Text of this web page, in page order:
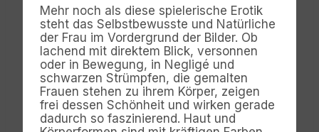
Mehr noch als diese spielerische Erotik
steht das Selbstbewusste und Natürliche
der Frau im Vordergrund der Bilder. Ob
lachend mit direktem Blick, versonnen
oder in Bewegung, in Negligé und
schwarzen Strümpfen, die gemalten
Frauen stehen zu ihrem Körper, zeigen
frei dessen Schönheit und wirken gerade
dadurch so faszinierend. Haut und